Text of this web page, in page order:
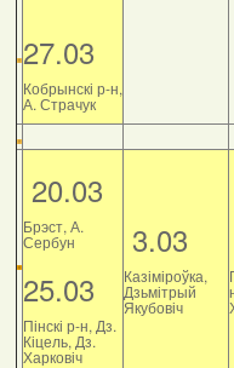
27.03
Кобрынскі р-н,
А. Страчук
20.03
Брэст, А.
Сербун
25.03
Пінскі р-н, Дз.
Кіцель, Дз.
Харковіч
3.03
Казіміроўка,
Дзьмітрый
Якубовіч